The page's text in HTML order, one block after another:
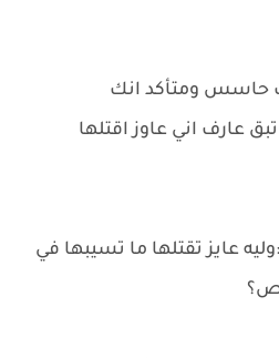
حاسس ومتأكد انك
عارف اني عاوز اقتلها
عايز تقتلها ما تسيبها في